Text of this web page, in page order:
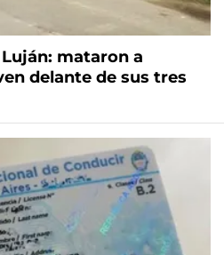
mataron a
delante de sus tres